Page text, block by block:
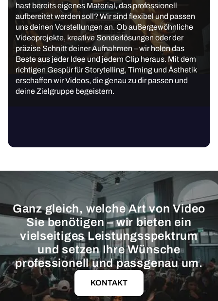
hast bereits eigenes Material, das professionell
aufbereitet werden soll? Wir sind flexibel und passen
uns deinen Vorstellungen an. Ob außergewöhnliche
Videoprojekte, kreative Sonderlösungen oder der
präzise Schnitt deiner Aufnahmen – wir holen das
Beste aus jeder Idee und jedem Clip heraus. Mit dem
richtigen Gespür für Storytelling, Timing und Ästhetik
erschaffen wir Videos, die genau zu dir passen und
deine Zielgruppe begeistern.
Ganz gleich, welche Art von Video
Sie benötigen – wir bieten ein
vielseitiges Leistungsspektrum
und setzen Ihre Wünsche
professionell und passgenau um.
KONTAKT